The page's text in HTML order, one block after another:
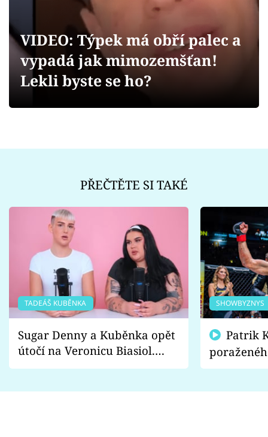
Videa
Sledujte prima+
VIDEO: Týpek má obří palec a
vypadá jak mimozemšťan!
Lekli byste se ho?
PŘEČTĚTE SI TAKÉ
TADEÁŠ KUBĚNKA
Sugar Denny a Kuběnka opět
útočí na Veronicu Biasiol.
Proč je podle nich falešná a
SHOWBYZNYS
fanoušci